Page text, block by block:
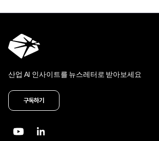
산업 AI 인사이트를 뉴스레터로 받아보세요
구독하기